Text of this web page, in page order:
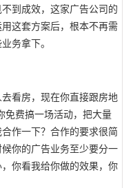
到成效，这家广告公司的
这套方案后，根本不再需
务拿下。
看房，现在你直接跟房地
免费搞一场活动，把大量
作一下？合作的要求很简
你的广告业务至少要分一
你看我给你做的效果，你